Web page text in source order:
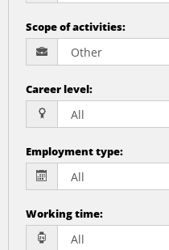
Scope of activities:
Career level:
Employment type:
Working time: